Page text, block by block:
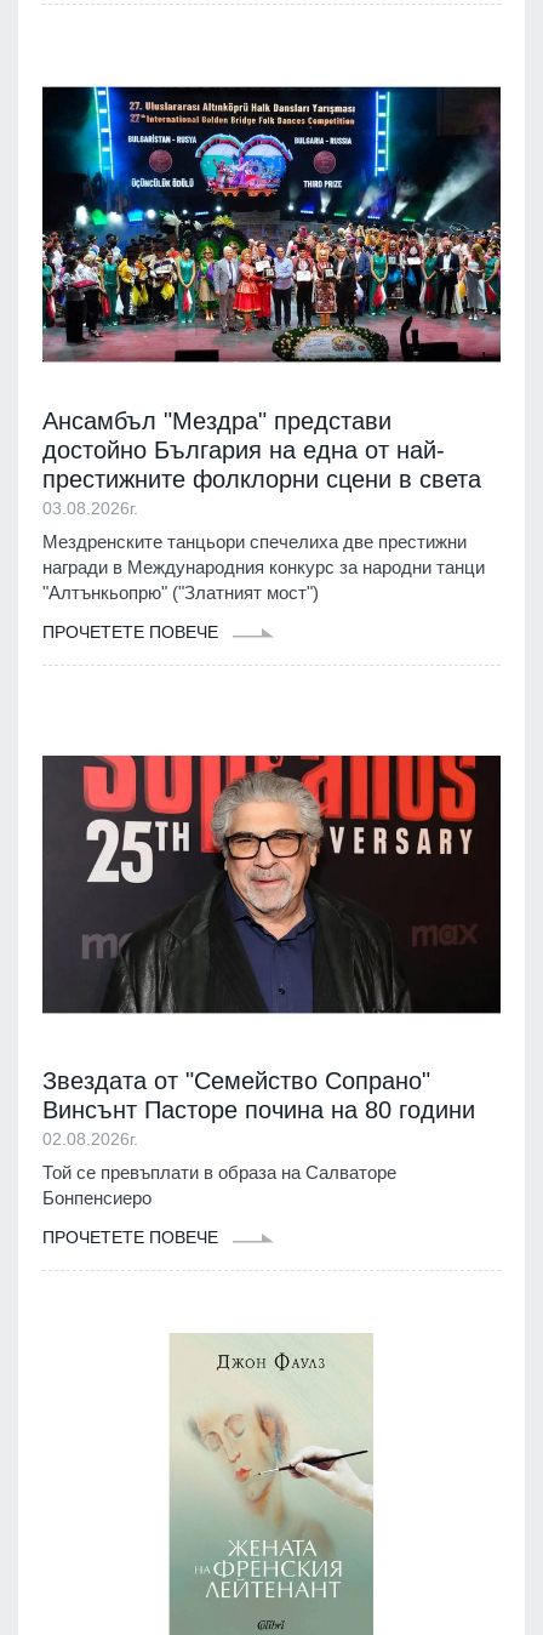
Ансамбъл "Мездра" представи
достойно България на една от най-
престижните фолклорни сцени в света
03.08.2026г.
Мездренските танцьори спечелиха две престижни
награди в Международния конкурс за народни танци
"Алтънкьопрю" ("Златният мост")
ПРОЧЕТЕТЕ ПОВЕЧЕ
Звездата от "Семейство Сопрано"
Винсънт Пасторе почина на 80 години
02.08.2026г.
Той се превъплати в образа на Салваторе
Бонпенсиеро
ПРОЧЕТЕТЕ ПОВЕЧЕ